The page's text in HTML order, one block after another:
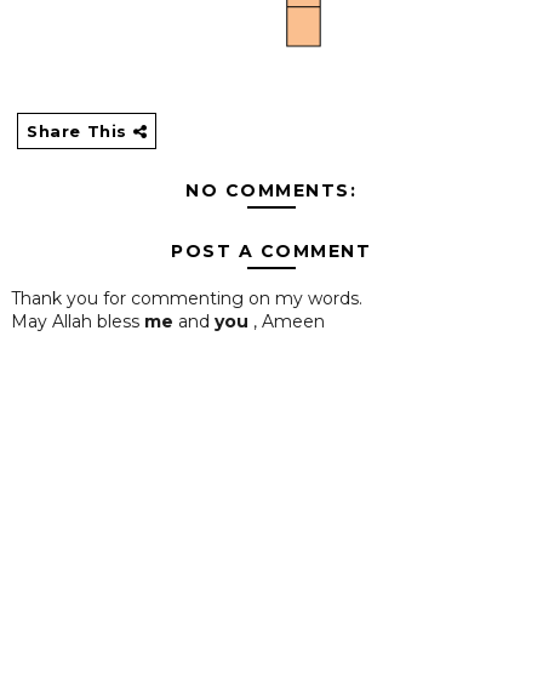
Share This
NO COMMENTS:
POST A COMMENT
Thank you for commenting on my words.
May Allah bless me and you , Ameen